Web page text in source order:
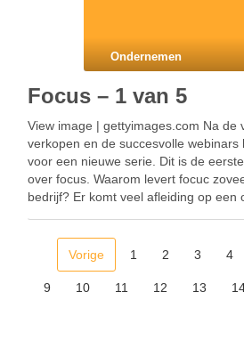
Ondernemen
Focus – 1 van 5
View image | gettyimages.com Na de
verkopen en de succesvolle webinars
voor een nieuwe serie. Dit is de
over focus. Waarom levert focuc
bedrijf? Er komt veel afleiding op een
Vorige 1 2 3 4
9 10 11 12 13